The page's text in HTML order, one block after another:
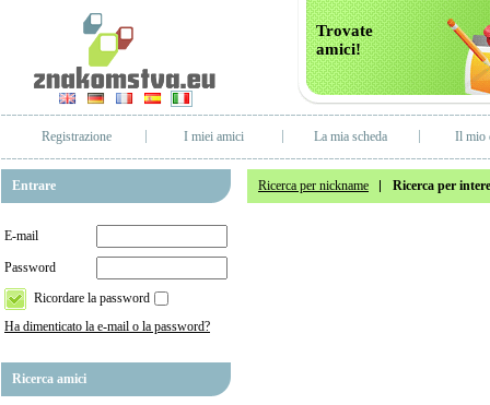
Trovate
amici!
Registrazione I miei amici La mia scheda Il mio
Entrare
E-mail
Password
Ricordare la password
Ha dimenticato la e-mail o la password?
Ricerca amici
Ricerca per nickname Ricerca per